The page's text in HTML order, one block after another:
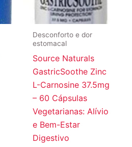
Desconforto e dor
estomacal
Source Naturals
GastricSoothe Zinc
L-Carnosine 37.5mg
– 60 Cápsulas
Vegetarianas: Alívio
e Bem-Estar
Digestivo